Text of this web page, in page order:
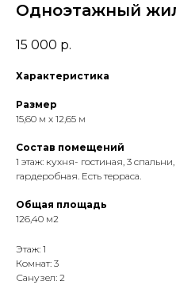
Одноэтажный
15 000 р.
Характеристика
Размер
15,60 м x 12,65 м
Состав помещений
1 этаж: кухня- гостиная, 3
гардеробная. Есть терраса.
Общая площадь
126,40 м2
Этаж: 1
Комнат: 3
Санузел: 2